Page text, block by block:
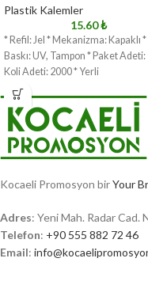
Plastik Kalemler
15.60₺
* Refil: Jel * Mekanizma: Kapaklı *
Baskı: UV, Tampon * Paket Adeti:
Koli Adeti: 2000 * Yerli
Kocaeli Promosyon birYour
Adres: Yeni Mah. Radar
Telefon: +90 555 882 72 46
Email: